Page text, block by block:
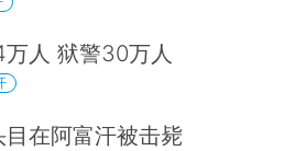
人 狱警30万人
目在阿富汗被击毙